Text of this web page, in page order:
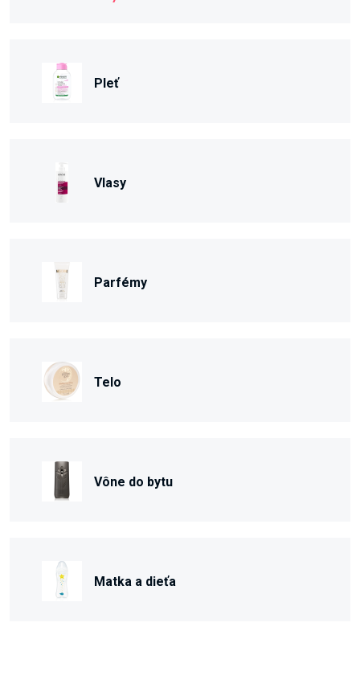
Pleť
Vlasy
Parfémy
Telo
Vône do bytu
Matka a dieťa